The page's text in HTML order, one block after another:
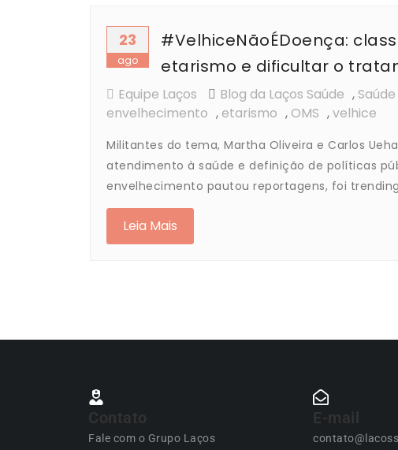
23
ago
#VelhiceNãoÉDoença:
etarismo e dificultar o
Equipe Laços Blog da Laços Saúde ,
envelhecimento , etarismo , OMS ,velhice
Militantes do tema, Martha Oliveira e Carlos
atendimento à saúde e definição de políticas
envelhecimento pautou reportagens, foi
Leia Mais
Contato
Fale com o Grupo Laços
E-mail